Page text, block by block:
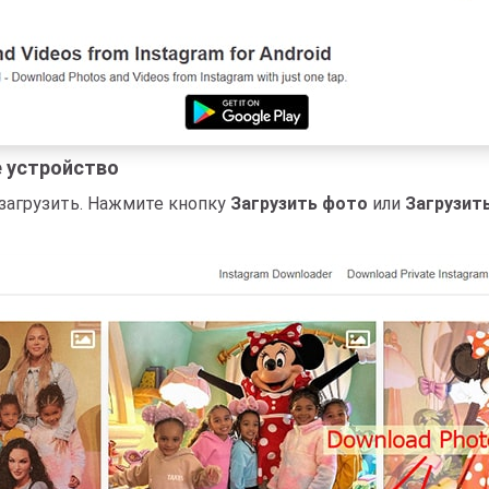
устройство
Нажмите кнопку Загрузить фото или